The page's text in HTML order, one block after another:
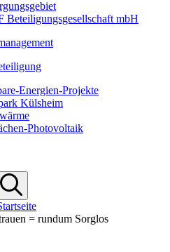
Beteiligungsgesellschaft mbH
Energien-Projekte
Külsheim
Photovoltaik
= rundum Sorglos